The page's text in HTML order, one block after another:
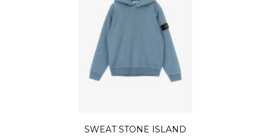
SWEAT STONE ISLAND